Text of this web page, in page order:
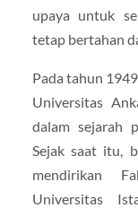
upaya untuk
tetap bertahan
Pada tahun
Universitas
dalam sejarah
Sejak saat itu,
mendirikan
Universitas